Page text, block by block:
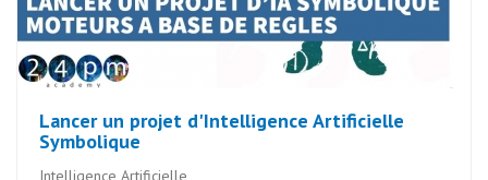
Lancer un projet d'Intelligence Artificielle
Symbolique
Intelligence Artificielle